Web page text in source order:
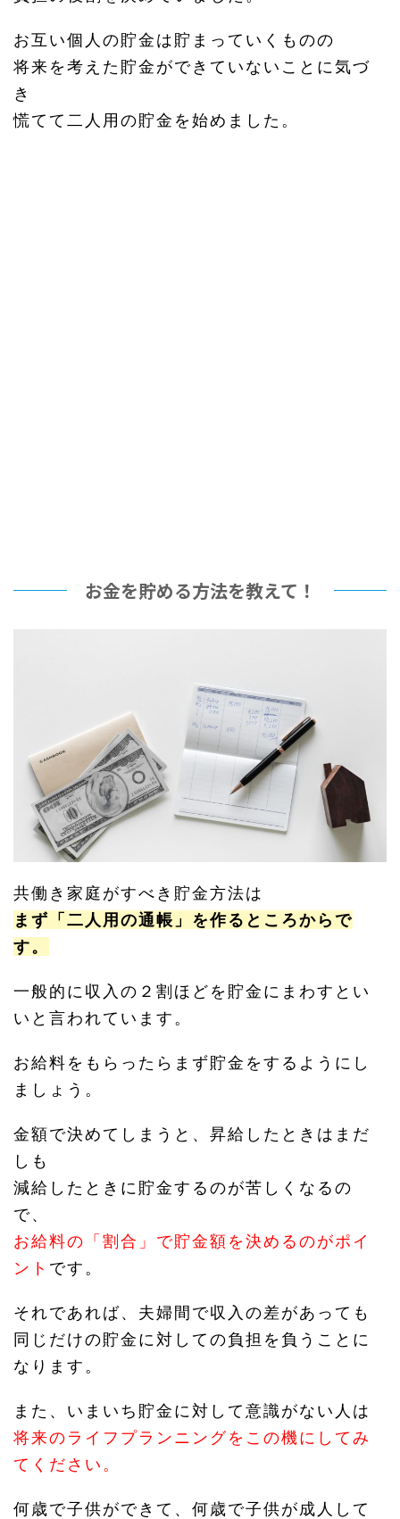
お互い個人の貯金は貯まっていくものの
将来を考えた貯金ができていないことに気づ
き
慌てて二人用の貯金を始めました。
お金を貯める方法を教えて！
共働き家庭がすべき貯金方法は
まず「二人用の通帳」を作るところからで
す。
一般的に収入の２割ほどを貯金にまわすとい
いと言われています。
お給料をもらったらまず貯金をするようにし
ましょう。
金額で決めてしまうと、昇給したときはまだ
しも
減給したときに貯金するのが苦しくなるの
で、
お給料の「割合」で貯金額を決めるのがポイ
ント です。
それであれば、夫婦間で収入の差があっても
同じだけの貯金に対しての負担を負うことに
なります。
また、いまいち貯金に対して意識がない人は
将来のライフプランニングをこの機にしてみ
てください。
何歳で子供ができて、何歳で子供が成人して